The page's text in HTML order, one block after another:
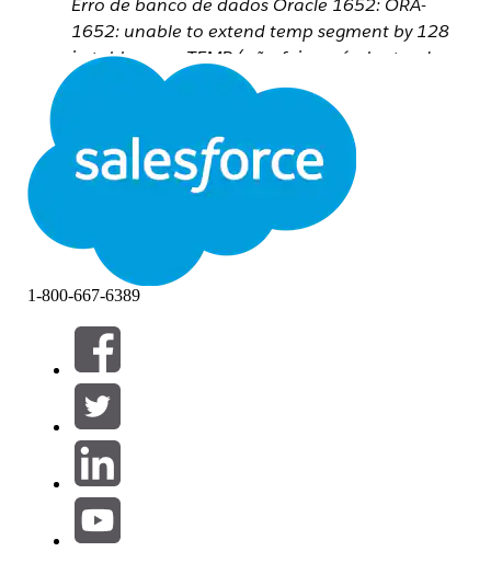
1652: unable to extend temp segment by 128
in tablespace TEMP (não foi possível estender o
segmento temporário por 128 no espaço de
Unable to create extract (Não foi possível criar
a extração)
Erro de banco de dados Oracle 1652: ORA-
1652: unable to extend temp segment by 128
in tablespace TEMP (não foi possível estender o
segmento temporário por 128 no espaço de
tabela TEMP)
O banco de dados Oracle não tem espaço livre suficiente para
carregar a tabela temporária necessária para criar uma extração
de dados.
Resolução
Peça ao seu administrador de banco de dados que crie espaço
adicional no banco de dados Oracle.
Recursos adicionais
1-800-667-6389